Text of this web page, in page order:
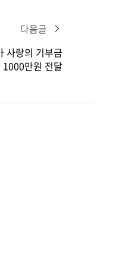
다음글
사랑의 기부금
1000만원 전달